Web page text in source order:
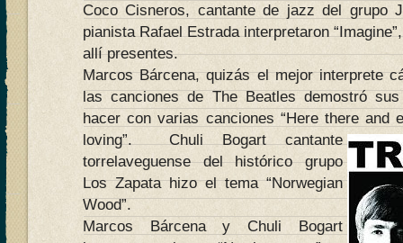
Coco Cisneros, cantante de jazz del grupo
pianista Rafael Estrada interpretaron
allí presentes.
Marcos Bárcena, quizás el mejor interprete
las canciones de The Beatles demostró
hacer con varias canciones “Here there and
loving”.Chuli Bogart cantante
torrelaveguense del histórico grupo
Los Zapata hizo el tema “Norwegian
Wood”.
Marcos Bárcena y Chuli Bogart